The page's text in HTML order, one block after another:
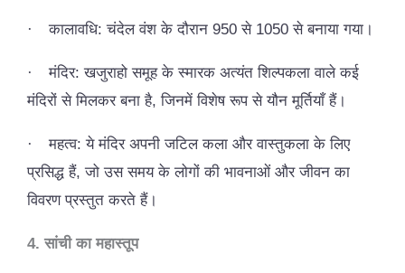
· कालावधि: चंदेल वंश के दौरान 950 से 1050 से बनाया गया।
·
मंदिर: खजुराहो समूह के स्मारक अत्यंत शिल्पकला वाले कई
मंदिरों से मिलकर बना है, जिनमें विशेष रूप से यौन मूर्तियाँ हैं।
·
महत्व: ये मंदिर अपनी जटिल कला और वास्तुकला के लिए
प्रसिद्ध हैं, जो उस समय के लोगों की भावनाओं और जीवन का
विवरण प्रस्तुत करते हैं।
4. सांची का महास्तूप